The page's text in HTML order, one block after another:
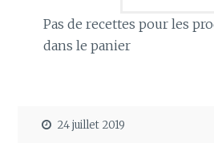
Pas de recettes pour les
dans le panier
24 juillet 2019